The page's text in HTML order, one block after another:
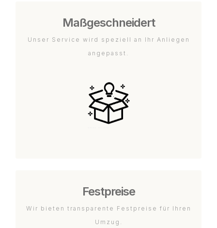
Maßgeschneidert
Unser Service wird speziell an Ihr Anliegen
angepasst.
Festpreise
Wir bieten transparente Festpreise für Ihren
Umzug.